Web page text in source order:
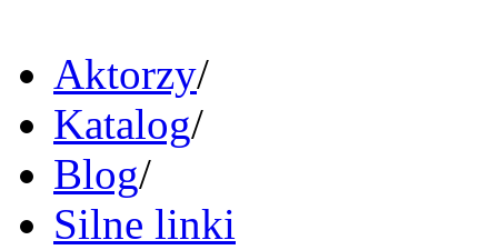
Aktorzy/
Katalog/
Blog/
Silne linki